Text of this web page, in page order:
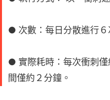
● 次數：每日分散進行６
● 實際耗時：每次衝刺
間僅約２分鐘。